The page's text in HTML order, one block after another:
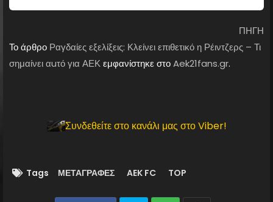
ΠΗΓΗ
Το άρθρο Ραγδαίες εξελίξεις: Κλείνει επιθετικό η Ρέιντζερς – Τι
σημαίνει αuτό για ΑΕΚεμφανίστηκε στοAek21fans.gr.
Συνδεθείτε στο κανάλι μας στο Viber!
Tags ΜΕΤΑΓΡΑΦΕΣ AEK FC TOP